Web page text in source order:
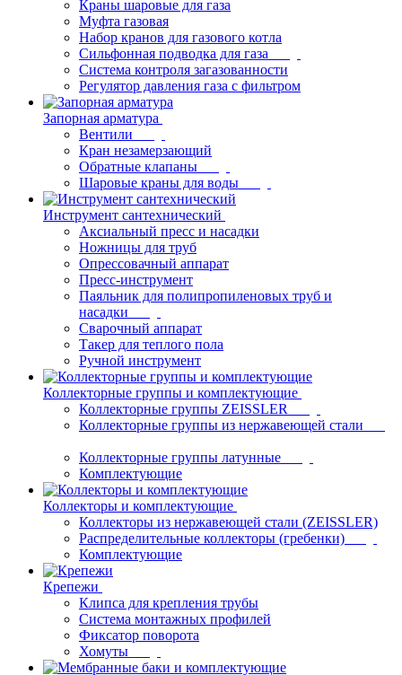
Краны шаровые для газа
Муфта газовая
Набор кранов для газового котла
Сильфонная подводка для газа
Система контроля загазованности
Регулятор давления газа с фильтром
Запорная арматура
Вентили
Кран незамерзающий
Обратные клапаны
Шаровые краны для воды
Инструмент сантехнический
Аксиальный пресс и насадки
Ножницы для труб
Опрессовачный аппарат
Пресс-инструмент
Паяльник для полипропиленовых труб и
насадки
Сварочный аппарат
Такер для теплого пола
Ручной инструмент
Коллекторные группы и комплектующие
Коллекторные группы ZEISSLER
Коллекторные группы из нержавеющей стали
Коллекторные группы латунные
Комплектующие
Коллекторы и комплектующие
Коллекторы из нержавеющей стали (ZEISSLER)
Распределительные коллекторы (гребенки)
Комплектующие
Крепежи
Клипса для крепления трубы
Система монтажных профилей
Фиксатор поворота
Хомуты